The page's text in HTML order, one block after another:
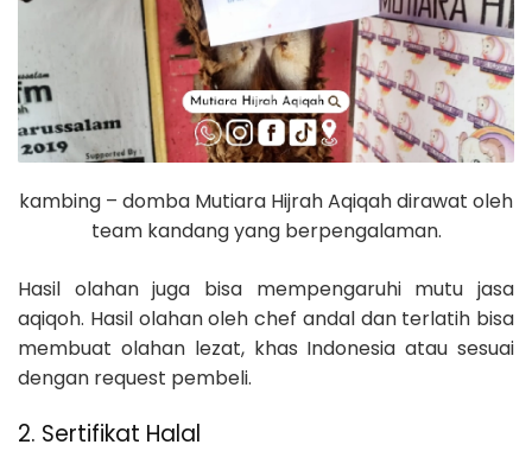
kambing – domba Mutiara Hijrah Aqiqah dirawat oleh
team kandang yang berpengalaman.
Hasil olahan juga bisa mempengaruhi mutu jasa
aqiqoh. Hasil olahan oleh chef andal dan terlatih bisa
membuat olahan lezat, khas Indonesia atau sesuai
dengan request pembeli.
2. Sertifikat Halal